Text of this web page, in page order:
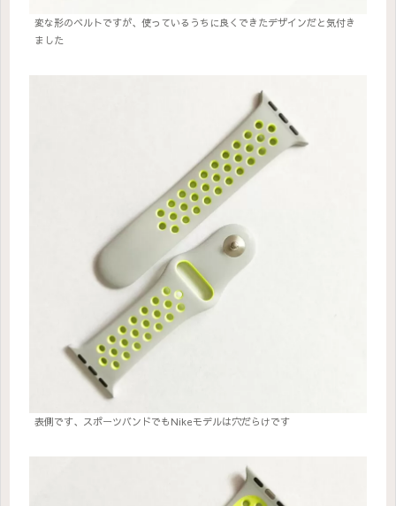
変な形のベルトですが、使っているうちに良くできたデザインだと気付き
ました
表側です、スポーツバンドでもNikeモデルは穴だらけです